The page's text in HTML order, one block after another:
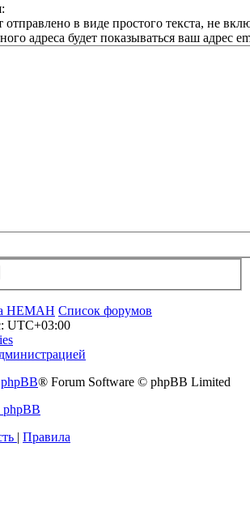
отправлено в виде простого текста, не
адреса будет показываться ваш адрес
НЕМАН Список форумов
UTC+03:00
phpBB® Forum Software © phpBB Limited
phpBB
Правила